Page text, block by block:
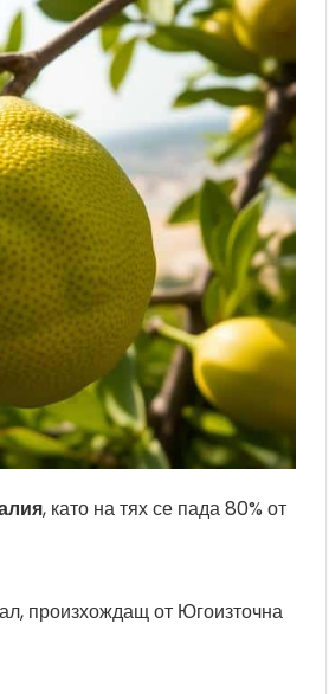
, като на тях се пада 80% от
произхождащ от Югоизточна